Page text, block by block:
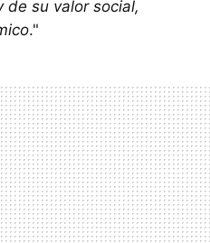
de su valor social,
."